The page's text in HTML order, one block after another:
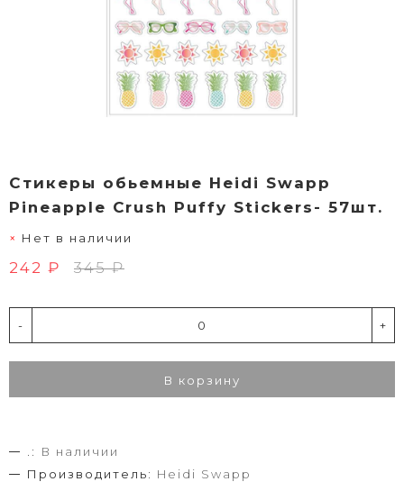
Стикеры обьемные Heidi Swapp
Pineapple Crush Puffy Stickers- 57шт.
Нет в наличии
242 ₽ 345 ₽
- +
В корзину
.:
В наличии
Производитель: Heidi Swapp